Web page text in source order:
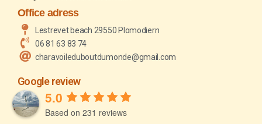
Office adress
Lestrevet beach 29550 Plomodiern
06 81 63 83 74
charavoileduboutdumonde@gmail.com
Google review
5.0
Based on 231 reviews